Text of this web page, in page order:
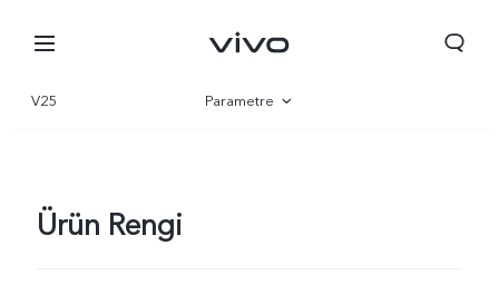
V25 Parametre
Ürün Rengi